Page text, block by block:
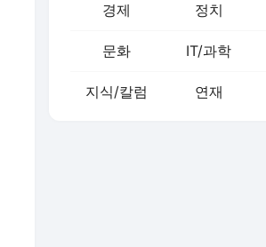
경제 정치
문화 IT/과학
지식/칼럼 연재